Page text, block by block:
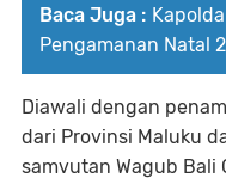
Baca Juga :
Pengamanan Natal
Diawali dengan
dari Provinsi Maluku
samvutan Wagub Bali